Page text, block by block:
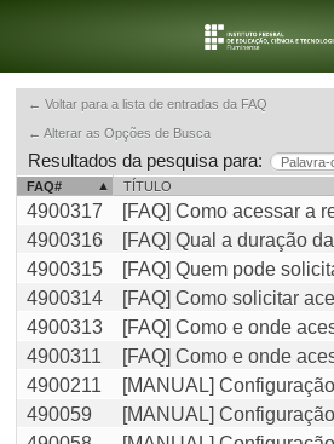
← Voltar para a lista de entradas da FAQ
← Alterar as Opções de Busca
Resultados da pesquisa para:
FAQ#
TÍTULO
4900317
[FAQ] Como acessar a
4900316
[FAQ] Qual a duração
4900315
[FAQ] Quem pode
4900314
[FAQ] Como solicitar
4900313
[FAQ] Como e onde
4900311
[FAQ] Como e onde
4900211
[MANUAL]
490059
[MANUAL]